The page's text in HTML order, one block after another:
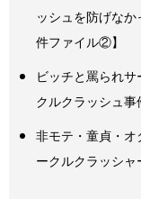
ッシュを防げな
件ファイル②】
ビッチと罵られ
クルクラッシュ事
非モテ・童貞・オ
ークルクラッシャ